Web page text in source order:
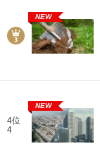
NEW
4位
4
NEW